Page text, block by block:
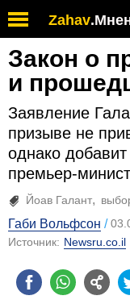
Zahav.
Закон о
и
Заявление
призыве не
однако
премьер-
Йоав Галант
Габи Вольфсон
Источник: Newsru.co.il